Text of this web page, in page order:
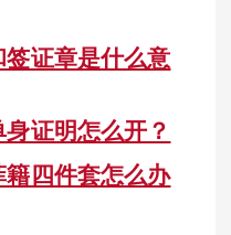
证章是什么意
证明怎么开？
四件套怎么办